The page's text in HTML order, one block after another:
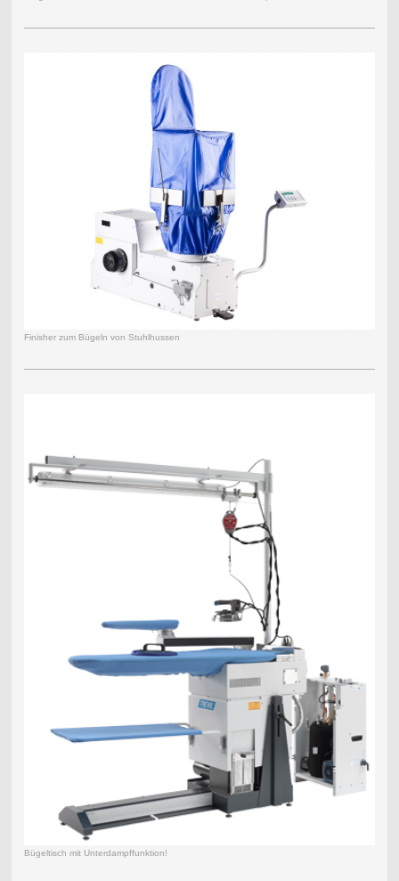
Finisher zum Bügeln von Stuhlhussen
Bügeltisch mit Unterdampffunktion!